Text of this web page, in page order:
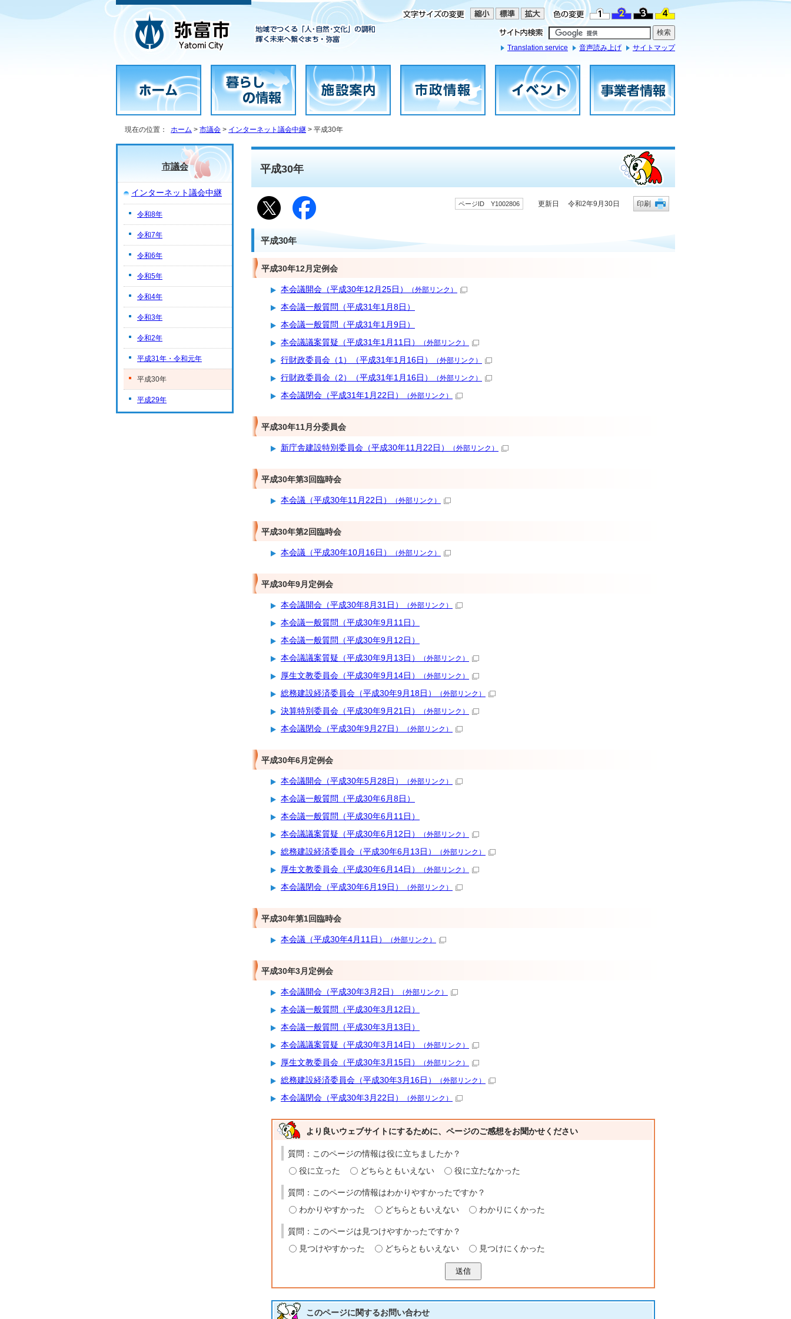
Translation service 音声読み上げ サイトマップ
現在の位置： ホーム > 市議会 > インターネット議会中継 > 平成30年
平成30年
ページID Y1002806 更新日 令和2年9月30日 印刷
平成30年
平成30年12月定例会
本会議開会（平成30年12月25日） （外部リンク）
本会議一般質問（平成31年1月8日）
本会議一般質問（平成31年1月9日）
本会議議案質疑（平成31年1月11日）
（外部リンク）
行財政委員会（1）（平成31年1月16日） （外部リンク）
行財政委員会（2）（平成31年1月16日） （外部リンク）
本会議閉会（平成31年1月22日） （外部リンク）
平成30年11月分委員会
新庁舎建設特別委員会（平成30年11月22日） （外部リンク）
平成30年第3回臨時会
本会議（平成30年11月22日） （外部リンク）
平成30年第2回臨時会
本会議（平成30年10月16日） （外部リンク）
平成30年9月定例会
本会議開会（平成30年8月31日） （外部リンク）
本会議一般質問（平成30年9月11日）
本会議一般質問（平成30年9月12日）
本会議議案質疑（平成30年9月13日）
（外部リンク）
厚生文教委員会（平成30年9月14日） （外部リンク）
総務建設経済委員会（平成30年9月18日） （外部リンク）
決算特別委員会（平成30年9月21日） （外部リンク）
本会議閉会（平成30年9月27日） （外部リンク）
平成30年6月定例会
本会議開会（平成30年5月28日） （外部リンク）
本会議一般質問（平成30年6月8日）
本会議一般質問（平成30年6月11日）
本会議議案質疑（平成30年6月12日）
（外部リンク）
総務建設経済委員会（平成30年6月13日） （外部リンク）
厚生文教委員会（平成30年6月14日） （外部リンク）
本会議閉会（平成30年6月19日） （外部リンク）
平成30年第1回臨時会
本会議（平成30年4月11日） （外部リンク）
平成30年3月定例会
本会議開会（平成30年3月2日） （外部リンク）
本会議一般質問（平成30年3月12日）
本会議一般質問（平成30年3月13日）
本会議議案質疑（平成30年3月14日）
（外部リンク）
厚生文教委員会（平成30年3月15日） （外部リンク）
総務建設経済委員会（平成30年3月16日） （外部リンク）
本会議閉会（平成30年3月22日） （外部リンク）
より良いウェブサイトにするために、ページのご感想をお聞かせください
質問：このページの情報は役に立ちましたか？
役に立った
どちらともいえない 役に立たなかった
質問：このページの情報はわかりやすかったですか？
わかりやすかった
どちらともいえない わかりにくかった
質問：このページは見つけやすかったですか？
見つけやすかった
どちらともいえない 見つけにくかった
送信
このページに関するお問い合わせ
市議会
インターネット議会中継
令和8年
令和7年
令和6年
令和5年
令和4年
令和3年
令和2年
平成31年・令和元年
平成30年
平成29年